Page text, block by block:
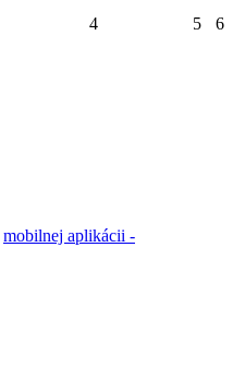
4 5 6
mobilnej aplikácii -